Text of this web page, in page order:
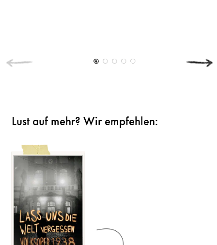
Lust auf mehr? Wir empfehlen: